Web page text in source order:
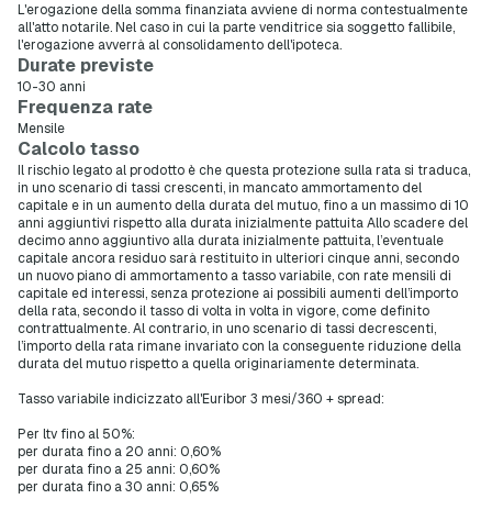
L'erogazione della somma finanziata avviene di norma contestualmente
all'atto notarile. Nel caso in cui la parte venditrice sia soggetto fallibile,
l'erogazione avverrà al consolidamento dell'ipoteca.
Durate previste
10-30 anni
Frequenza rate
Mensile
Calcolo tasso
Il rischio legato al prodotto è che questa protezione sulla rata si traduca,
in uno scenario di tassi crescenti, in mancato ammortamento del
capitale e in un aumento della durata del mutuo, fino a un massimo di 10
anni aggiuntivi rispetto alla durata inizialmente pattuita Allo scadere del
decimo anno aggiuntivo alla durata inizialmente pattuita, l’eventuale
capitale ancora residuo sarà restituito in ulteriori cinque anni, secondo
un nuovo piano di ammortamento a tasso variabile, con rate mensili di
capitale ed interessi, senza protezione ai possibili aumenti dell’importo
della rata, secondo il tasso di volta in volta in vigore, come definito
contrattualmente. Al contrario, in uno scenario di tassi decrescenti,
l’importo della rata rimane invariato con la conseguente riduzione della
durata del mutuo rispetto a quella originariamente determinata.
Tasso variabile indicizzato all'Euribor 3 mesi/360 + spread:
Per ltv fino al 50%:
per durata fino a 20 anni: 0,60%
per durata fino a 25 anni: 0,60%
per durata fino a 30 anni: 0,65%